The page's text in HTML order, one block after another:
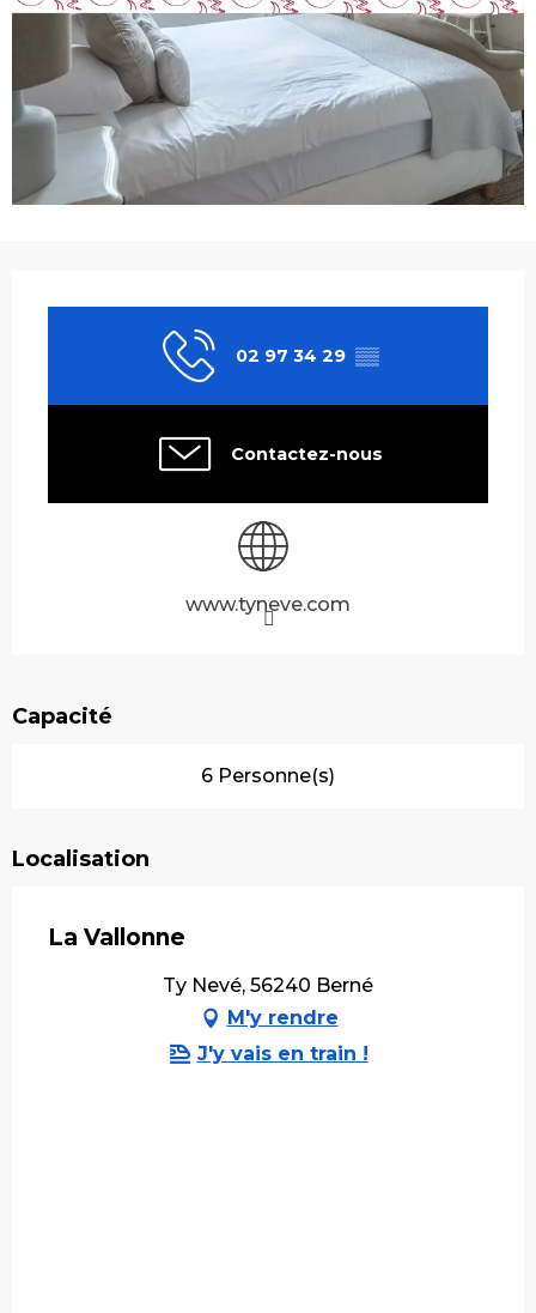
02 97 34 29 ▒▒
Contactez-nous
www.tyneve.com
Capacité
6 Personne(s)
Localisation
La Vallonne
Ty Nevé, 56240 Berné
M'y rendre
J'y vais en train !